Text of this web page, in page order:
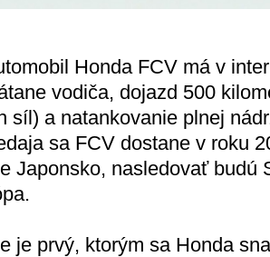
Honda FCV má v
vodiča, dojazd 500
síl) a natankovanie plnej
sa FCV dostane v roku
Japonsko, nasledovať budú
je prvý, ktorým sa Honda